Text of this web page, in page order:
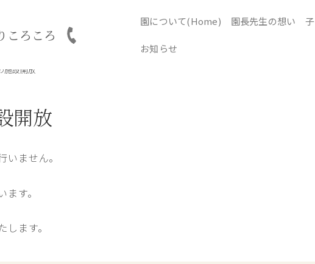
ころころ
園について(Home) 園長先生の想い
お知らせ
施設開放
開放
いません。
す。
ます。